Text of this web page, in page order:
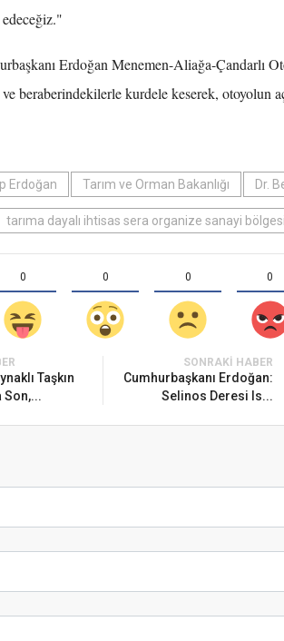
edeceğiz."
Erdoğan Menemen-Aliağa-Çandarlı
beraberindekilerle kurdele keserek, otoyolun
Erdoğan
Tarım ve Orman Bakanlığı Dr.
tarıma dayalı ihtisas sera organize sanayi bölgesi
0 0 0 0
Taşkın
Son,...
SONRAKI HABER
Cumhurbaşkanı Erdoğan:
Selinos Deresi Is...